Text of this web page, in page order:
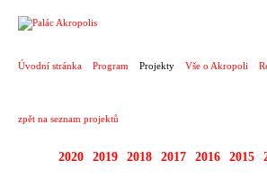
Úvodní stránka Program Projekty Vše o Akropoli
zpět na seznam projektů
2020 2019 2018 2017 2016 2015